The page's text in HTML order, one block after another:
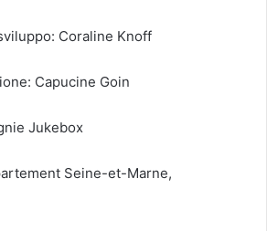
Coraline Knoff
Capucine Goin
Jukebox
Seine-et-Marne,